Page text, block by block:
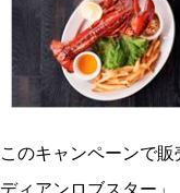
このキャンペーンで